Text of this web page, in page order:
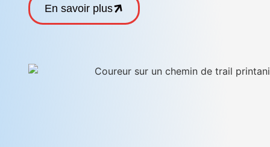
En savoir plus